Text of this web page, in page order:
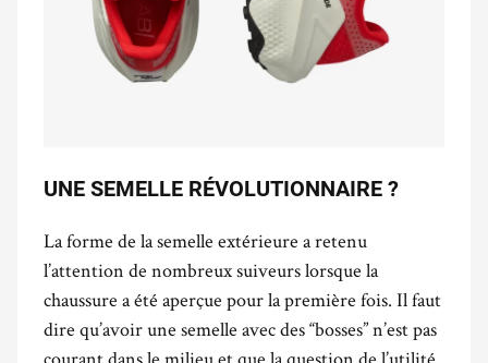
UNE SEMELLE RÉVOLUTIONNAIRE ?
La forme de la semelle extérieure a retenu
l’attention de nombreux suiveurs lorsque la
chaussure a été aperçue pour la première fois. Il faut
dire qu’avoir une semelle avec des “bosses” n’est pas